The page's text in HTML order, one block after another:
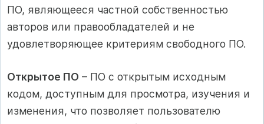
ПО, являющееся частной собственностью
авторов или правообладателей и не
удовлетворяющее критериям свободного ПО.
Открытое ПО – ПО с открытым исходным
кодом, доступным для просмотра, изучения и
изменения, что позволяет пользователю